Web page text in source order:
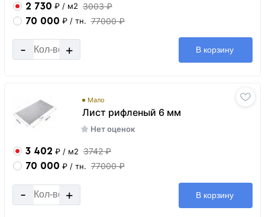
2 730 ₽ / м2 3003 ₽
70 000 ₽ / тн. 77000 ₽
- + В корзину
Мало
Лист рифленый 6 мм
Нет оценок
3 402 ₽ / м2 3742 ₽
70 000 ₽ / тн. 77000 ₽
- + В корзину